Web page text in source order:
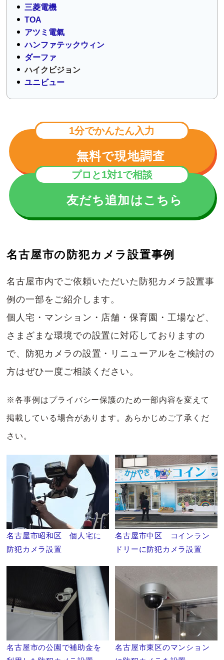
三菱電機
TOA
アツミ電氣
ハンファテックウィン
ダーファ
ハイクビジョン
ユニビュー
1分でかんたん入力
無料で現地調査
プロと1対1で相談
友だち追加はこちら
名古屋市の防犯カメラ設置事例
名古屋市内でご依頼いただいた防犯カメラ設置事
例の一部をご紹介します。
個人宅・マンション・店舗・保育園・工場など、
さまざまな環境での設置に対応しておりますの
で、防犯カメラの設置・リニューアルをご検討の
方はぜひ一度ご相談ください。
※各事例はプライバシー保護のため一部内容を変えて
掲載している場合があります。あらかじめご了承くだ
さい。
名古屋市昭和区 個人宅に
防犯カメラ設置
名古屋市中区 コインラン
ドリーに防犯カメラ設置
名古屋市の公園で補助金を
名古屋市東区のマンション